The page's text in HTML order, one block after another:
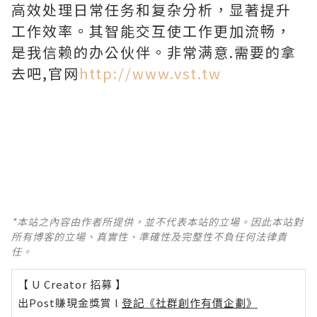
高效处理日常任务和复杂分析，显著提升
工作效率。其智能交互使工作更加流畅，
是我信赖的办公伙伴。非常满意.需要的拿
去吧,官网http://www.vst.tw
*本站之內容由作者所提供，並不代表本站的立場。因此本站對
所有博客的立場、真實性、準確性及完整性不負任何法律責
任。
【 U Creator 招募 】
出Post賺現金獎賞 l 登記《社群創作有價企劃》